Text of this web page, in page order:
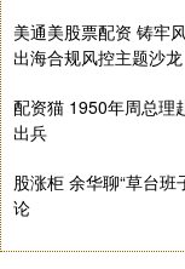
美通美股票配资 铸牢
出海合规风控主题沙龙
配资猫 1950年周总理
出兵
股涨柜 余华聊“草台
论